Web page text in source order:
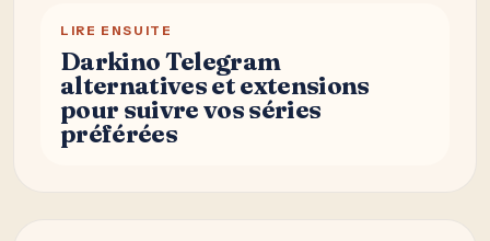
LIRE ENSUITE
Darkino Telegram
alternatives et extensions
pour suivre vos séries
préférées